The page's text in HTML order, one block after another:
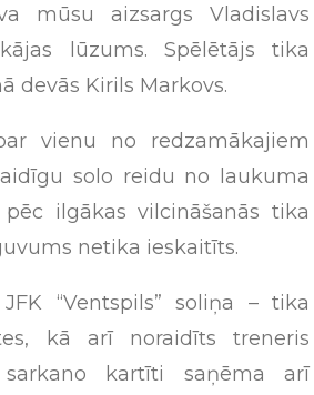
mūsu aizsargs Vladislavs
lūzums. Spēlētājs tika
devās Kirils Markovs.
vienu no redzamākajiem
solo reidu no laukuma
ilgākas vilcināšanās tika
netika ieskaitīts.
“Ventspils” soliņa – tika
kā arī noraidīts treneris
sarkano kartīti saņēma arī